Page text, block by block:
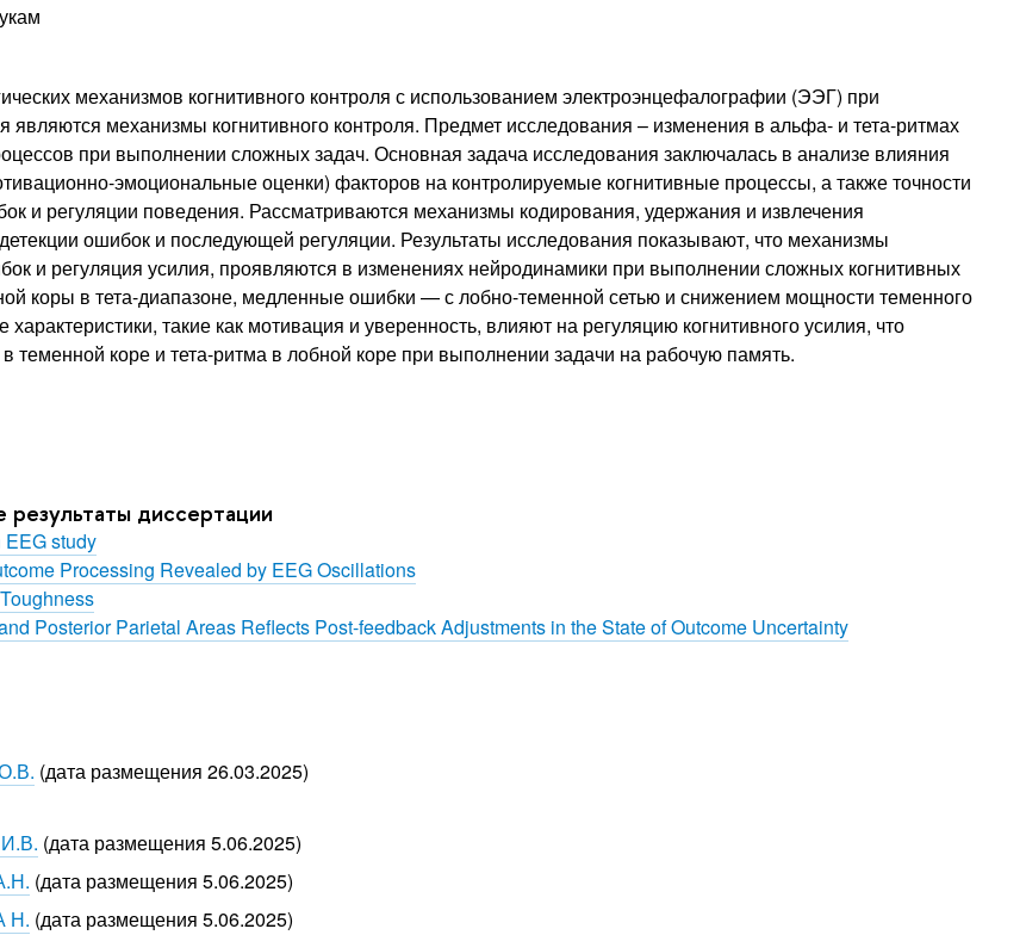
механизмов когнитивного контроля с использованием электроэнцефалографии (ЭЭГ) при
механизмы когнитивного контроля. Предмет исследования – изменения в альфа- и тета-ритмах
при выполнении сложных задач. Основная задача исследования заключалась в анализе влияния
эмоциональные оценки) факторов на контролируемые когнитивные процессы, а также точности
и регуляции поведения. Рассматриваются механизмы кодирования, удержания и извлечения
ошибок и последующей регуляции. Результаты исследования показывают, что механизмы
и регуляция усилия, проявляются в изменениях нейродинамики при выполнении сложных когнитивных
коры в тета-диапазоне, медленные ошибки — с лобно-теменной сетью и снижением мощности теменного
такие как мотивация и уверенность, влияют на регуляцию когнитивного усилия, что
теменной коре и тета-ритма в лобной коре при выполнении задачи на рабочую память.
диссертации
study
Processing Revealed by EEG Oscillations
Posterior Parietal Areas Reflects Post-feedback Adjustments in the State of Outcome Uncertainty
(дата размещения 26.03.2025)
(дата размещения 5.06.2025)
(дата размещения 5.06.2025)
Н. (дата размещения 5.06.2025)